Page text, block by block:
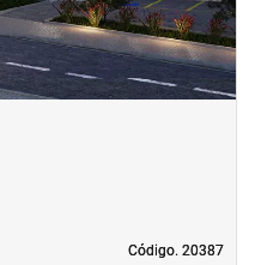
Código. 20387
Código. 20387